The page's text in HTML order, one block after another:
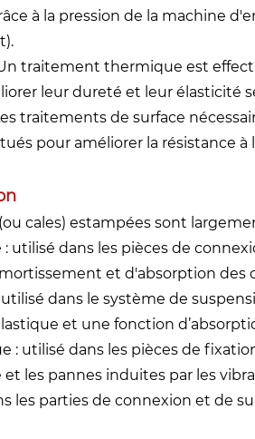
à la pression de la machine
traitement thermique est
leur dureté et leur élasticité
traitements de surface
pour améliorer la résistance
cales) estampées sont
utilisé dans les pièces de
et d'absorption des
dans le système de
et une fonction
: utilisé dans les pièces de
les pannes induites par les
les parties de connexion et de